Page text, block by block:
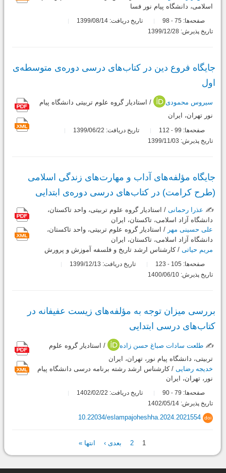
اسلامی، دانشگاه پیام نور فسا
صفحه‌ها: 75
-
تاریخ دریافت: 1399/08/14
تاریخ پذیرش: 1399/12/28
جایگاه فروع دین در کتاب‌های درسی دوره‌ی متوسطه‌ی
اول
سیروس محمودی
/ استادیار گروه علوم تربیتی دانشگاه پیام
نور تهران، ایران
صفحه‌ها: 99
-
تاریخ دریافت: 1399/06/22
تاریخ پذیرش: 1399/11/03
جایگاه مؤلفه‌های آداب و مهارت‌های زندگی اسلامی
(طرح کرامت) در کتاب‌های درسی دوره‌ی ابتدایی
✍️ عذرا رحمانی / استادیار گروه علوم تربیتی، واحد تاکستان،
دانشگاه آزاد اسلامی، تاکستان، ایران
علی حسینی مهر / استادیار گروه علوم تربیتی، واحد تاکستان،
دانشگاه آزاد اسلامی، تاکستان، ایران
مریم حیاتی / کارشناس ارشد تاریخ و فلسفه آموزش و پرورش
صفحه‌ها: 105
-
تاریخ دریافت: 1399/12/13
تاریخ پذیرش: 1400/06/10
بررسی میزان توجه به مؤلفه‌های زیست عفیفانه در
کتاب‌های درسی ابتدایی
✍️ طلعت سادات صباغ حسن زاده
/ استادیار گروه علوم
تربیتی، دانشگاه پیام نور، تهران، ایران
خدیجه رضایی / کارشناس ارشد رشته برنامه درسی دانشگاه پیام
نور،​ تهران، ایران
صفحه‌ها: 79
-
تاریخ دریافت: 1402/02/22
تاریخ پذیرش: 1402/05/14
doi
10.22034/eslampajoheshha.2024.2021554
1
2 بعدی › انتها »